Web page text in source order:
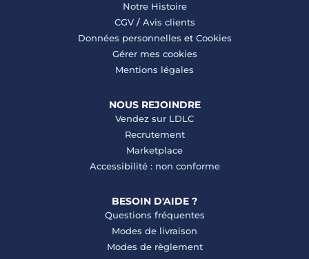
Notre Histoire
CGV/ Avis clients
Données personnelles et Cookies
Gérer mes cookies
Mentions légales
NOUS REJOINDRE
Vendez sur LDLC
Recrutement
Marketplace
Accessibilité : non conforme
BESOIN D'AIDE ?
Questions fréquentes
Modes de livraison
Modes de règlement